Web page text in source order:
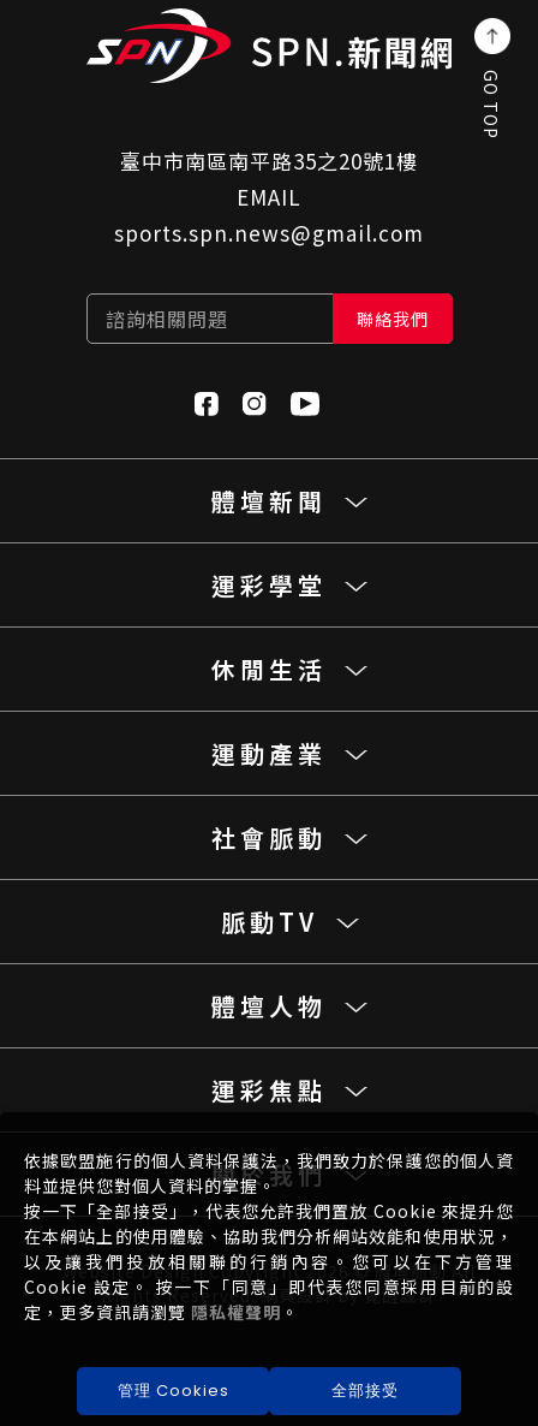
臺中市南區南平路35之20號1樓
EMAIL
sports.spn.news@gmail.com
諮詢相關問題 聯絡我們
體壇新聞
運彩學堂
休閒生活
運動產業
社會脈動
脈動TV
體壇人物
運彩焦點
關於我們
Website DesignCopyright 2026 © 體壇脈動 All
Rights Reserved.網頁設計by覺醒設計
GO TOP
依據歐盟施行的個人資料保護法，我們致力於保護您的個人資
料並提供您對個人資料的掌握。
按一下「全部接受」，代表您允許我們置放 Cookie 來提升您
在本網站上的使用體驗、協助我們分析網站效能和使用狀況，
以及讓我們投放相關聯的行銷內容。您可以在下方管理
Cookie 設定。 按一下「同意」即代表您同意採用目前的設
定，更多資訊請瀏覽 隱私權聲明 。
管理 Cookies 全部接受